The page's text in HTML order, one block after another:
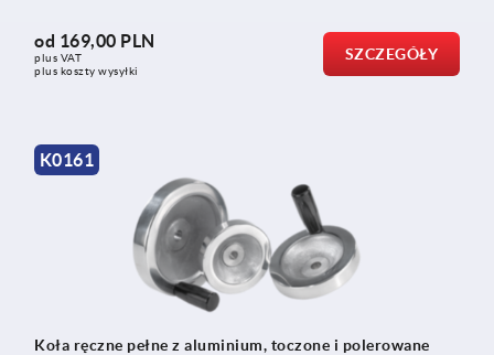
od 169,00 PLN
plus VAT
plus koszty wysyłki
SZCZEGÓŁY
K0161
Koła ręczne pełne z aluminium, toczone i polerowane